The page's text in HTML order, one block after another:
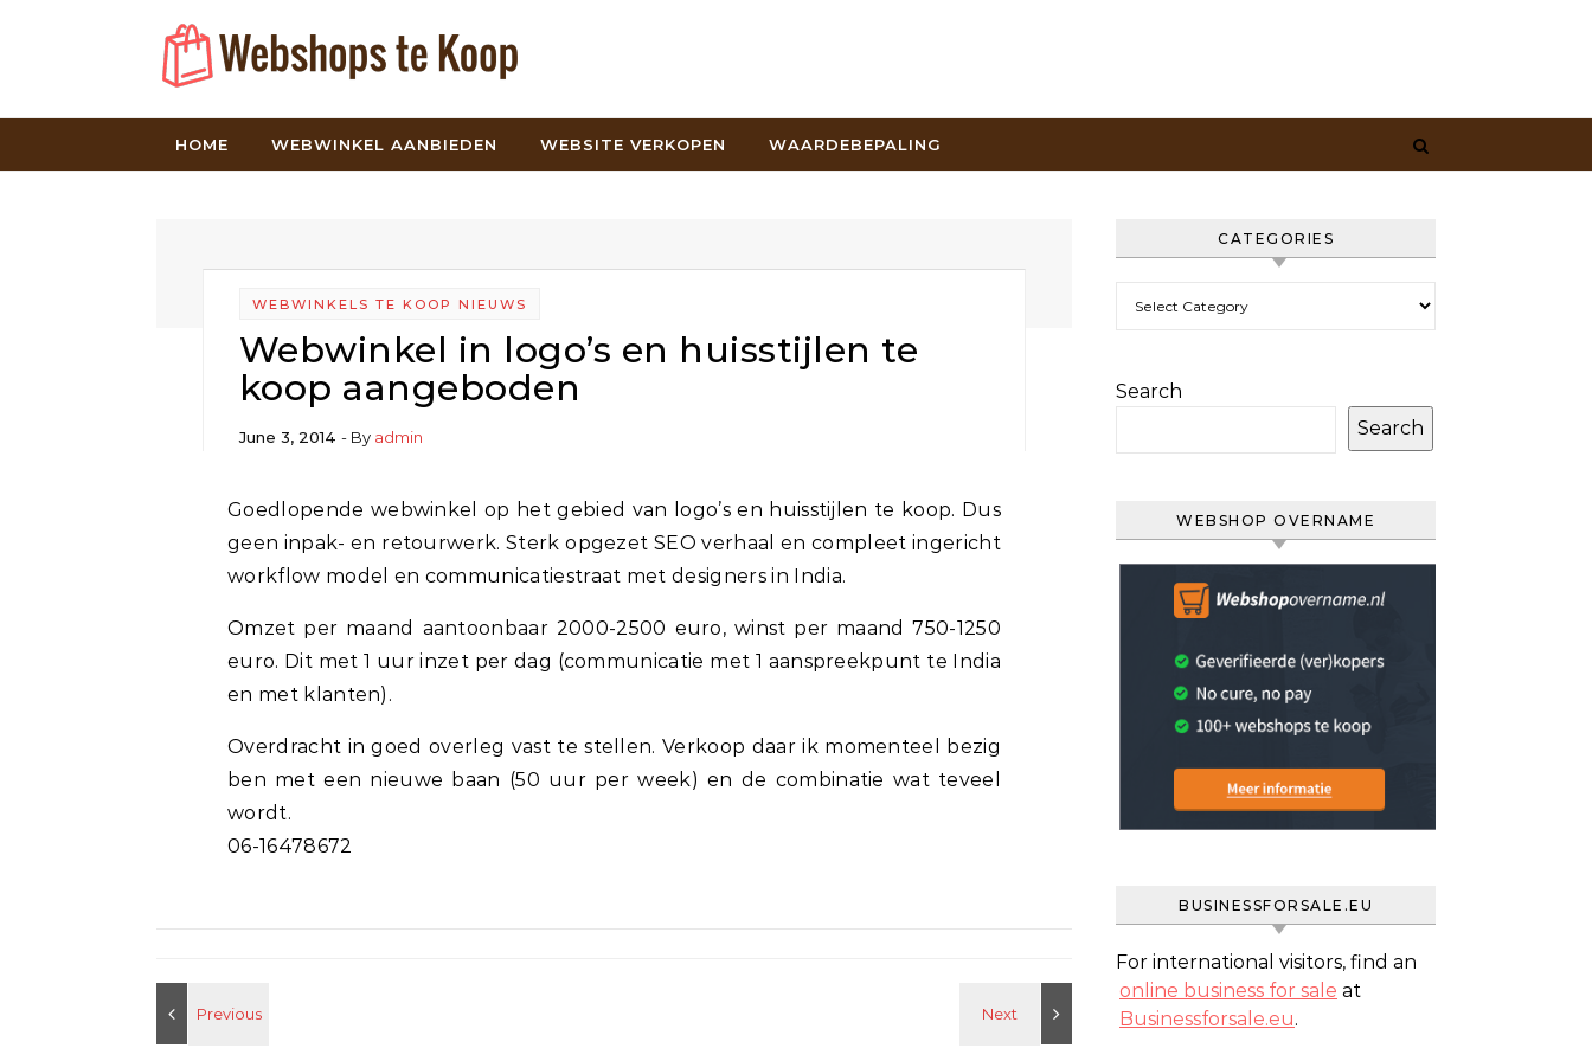
HOME WEBWINKEL AANBIEDEN WEBSITE VERKOPEN WAARDEBEPALING
WEBWINKELS TE KOOP NIEUWS
Webwinkel in logo’s en huisstijlen te
koop aangeboden
June 3, 2014 - By admin
Goedlopende webwinkel op het gebied van logo’s en huisstijlen te koop. Dus
geen inpak- en retourwerk. Sterk opgezet SEO verhaal en compleet ingericht
workflow model en communicatiestraat met designers in India.
Omzet per maand aantoonbaar 2000-2500 euro, winst per maand 750-1250
euro. Dit met 1 uur inzet per dag (communicatie met 1 aanspreekpunt te India
en met klanten).
Overdracht in goed overleg vast te stellen. Verkoop daar ik momenteel bezig
ben met een nieuwe baan (50 uur per week) en de combinatie wat teveel
wordt.
06-16478672
CATEGORIES
Search
Search
WEBSHOP OVERNAME
BUSINESSFORSALE.EU
For international visitors, find an
online business for sale at
Businessforsale.eu.